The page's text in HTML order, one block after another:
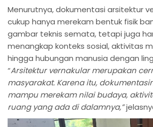
Menurutnya, dokumentasi arsitektur
cukup hanya merekam bentuk fisik
gambar teknis semata, tetapi juga
menangkap konteks sosial, aktivitas
hingga hubungan manusia dengan
“Arsitektur vernakular merupakan
masyarakat. Karena itu,
mampu merekam nilai budaya,
ruang yang ada di dalamnya,”